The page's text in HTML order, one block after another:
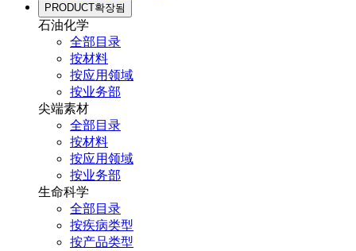
PRODUCT확장됨
石油化学
全部目录
按材料
按应用领域
按业务部
尖端素材
全部目录
按材料
按应用领域
按业务部
生命科学
全部目录
按疾病类型
按产品类型